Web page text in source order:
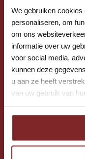
We gebruiken
personaliseren, om
om ons
informatie over uw
voor social media,
kunnen deze
u aan ze heeft
van uw gebruik van